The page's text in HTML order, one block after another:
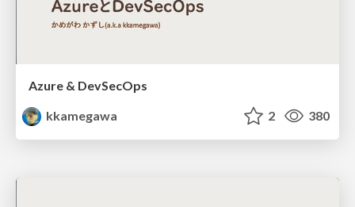
Azure & DevSecOps
kkamegawa
2 380